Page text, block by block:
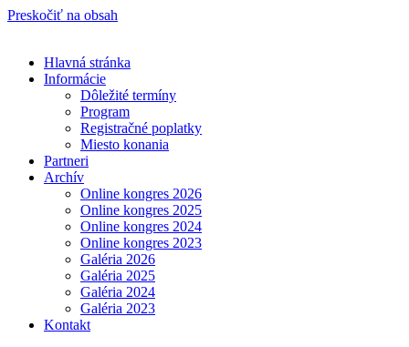
Preskočiť na obsah
Hlavná stránka
Informácie
Dôležité termíny
Program
Registračné poplatky
Miesto konania
Partneri
Archív
Online kongres 2026
Online kongres 2025
Online kongres 2024
Online kongres 2023
Galéria 2026
Galéria 2025
Galéria 2024
Galéria 2023
Kontakt